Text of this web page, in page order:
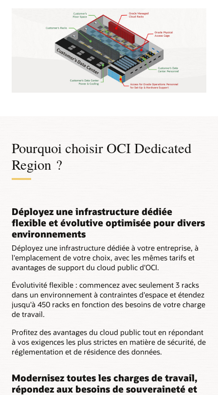
OCI
dans
le
centre
client
avec
les
composants
suivants :
Surface
de
l’espace
client
Racks
du
Alimentation
et
refroidissement
center
du
Pourquoi choisir OCI Dedicated
Region ?
Déployez une infrastructure dédiée
flexible et évolutive optimisée pour divers
environnements
Déployez une infrastructure dédiée à votre entreprise, à
l'emplacement de votre choix, avec les mêmes tarifs et
avantages de support du cloud public d'OCI.
Évolutivité flexible : commencez avec seulement 3 racks
dans un environnement à contraintes d'espace et étendez
jusqu'à 450 racks en fonction des besoins de votre charge
de travail.
Profitez des avantages du cloud public tout en répondant
à vos exigences les plus strictes en matière de sécurité, de
réglementation et de résidence des données.
Modernisez toutes les charges de travail,
répondez aux besoins de souveraineté et